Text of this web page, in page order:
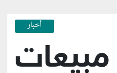
أخبار
مبيعات